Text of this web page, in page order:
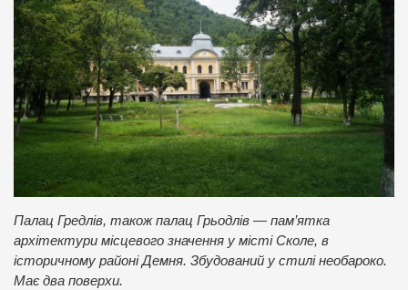
Палац Гредлів, також палац Грьодлів — пам’ятка
архітектури місцевого значення у місті Сколе, в
історичному районі Демня. Збудований у стилі необароко.
Має два поверхи.